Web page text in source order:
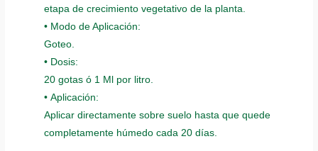
etapa de crecimiento vegetativo de la planta.
• Modo de Aplicación:
Goteo.
• Dosis:
20 gotas ó 1 Ml por litro.
• Aplicación:
Aplicar directamente sobre suelo hasta que quede
completamente húmedo cada 20 días.